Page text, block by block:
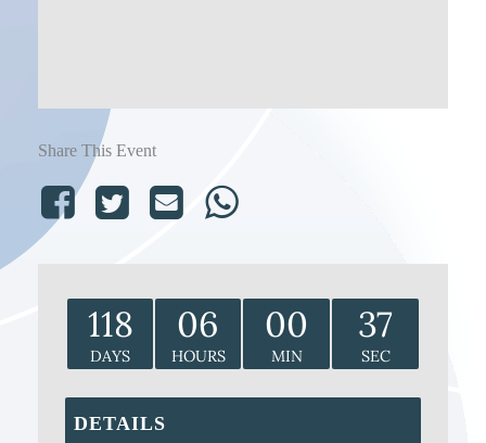
Share This Event
118
DAYS
06
HOURS
00
MIN
37
SEC
DETAILS